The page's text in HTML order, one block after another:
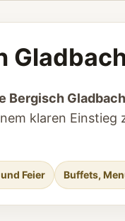
Bergisch Gladbach
klaren Einstieg
Feier Buffets,